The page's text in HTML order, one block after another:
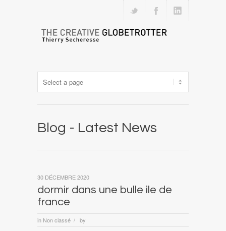
Blog - Latest News
dormir dans une bulle ile de
france
in Non classé / by
30 DÉCEMBRE 2020